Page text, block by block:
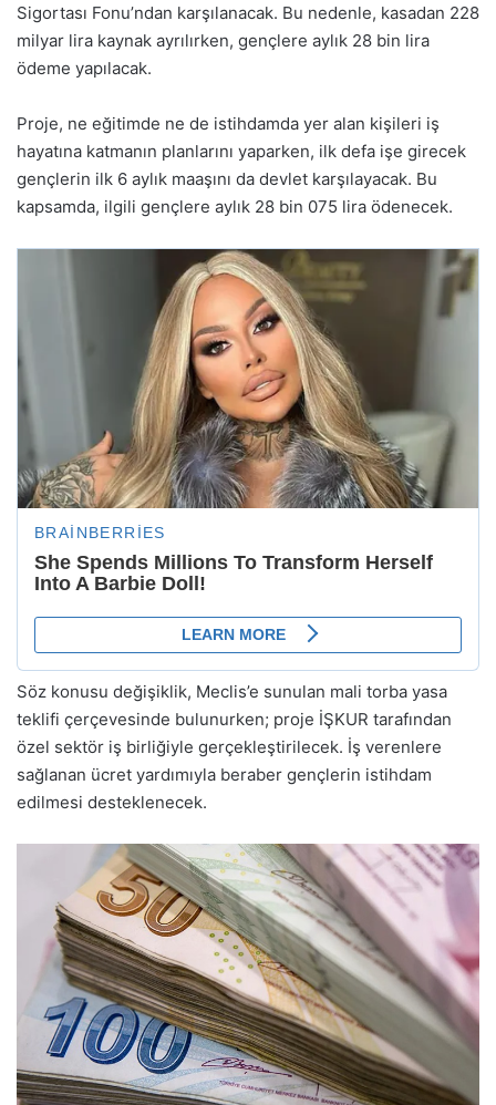
Sigortası Fonu’ndan karşılanacak. Bu nedenle, kasadan 228
milyar lira kaynak ayrılırken, gençlere aylık 28 bin lira
ödeme yapılacak.
Proje, ne eğitimde ne de istihdamda yer alan kişileri iş
hayatına katmanın planlarını yaparken, ilk defa işe girecek
gençlerin ilk 6 aylık maaşını da devlet karşılayacak. Bu
kapsamda, ilgili gençlere aylık 28 bin 075 lira ödenecek.
Söz konusu değişiklik, Meclis’e sunulan mali torba yasa
teklifi çerçevesinde bulunurken; proje İŞKUR tarafından
özel sektör iş birliğiyle gerçekleştirilecek. İş verenlere
sağlanan ücret yardımıyla beraber gençlerin istihdam
edilmesi desteklenecek.